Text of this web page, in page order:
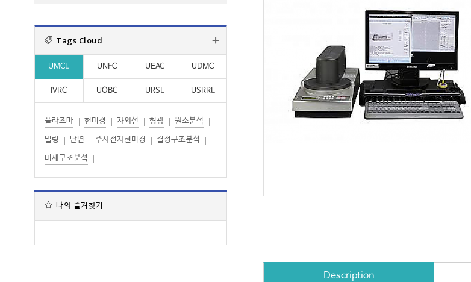
Description
색
:
Tags Cloud
UMCL UNFC UEAC UDMC
IVRC UOBC URSL USRRL
플라즈마 현미경 자외선 형광 원소분석
밀링 단면 주사전자현미경 결정구조분석
미세구조분석
나의 즐겨찾기